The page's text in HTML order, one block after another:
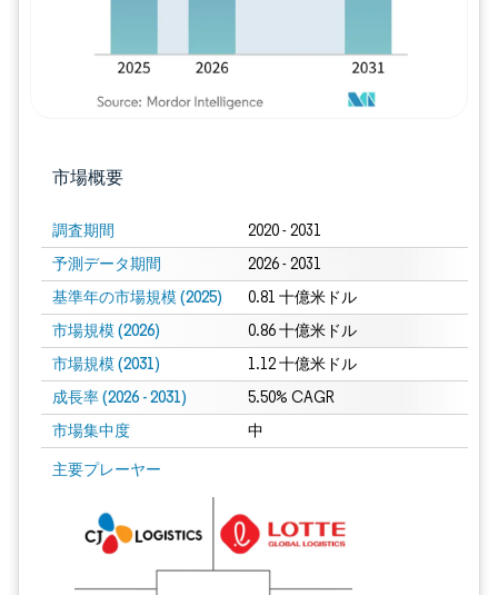
市場概要
調査期間 2020 - 2031
予測データ期間 2026 - 2031
基準年の市場規模 (2025) 0.81 十億米ドル
市場規模 (2026) 0.86 十億米ドル
市場規模 (2031) 1.12 十億米ドル
成長率 (2026 - 2031) 5.50% CAGR
市場集中度 中
主要プレーヤー
画像 © Mordor Intelligence。再利用にはCC BY 4.0の表示が必要です。